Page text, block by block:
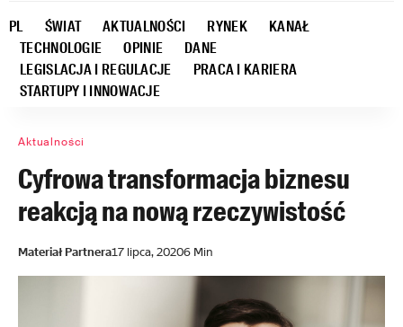
PL ŚWIAT AKTUALNOŚCI RYNEK
KANAŁ
TECHNOLOGIE
OPINIE
DANE
LEGISLACJA I REGULACJE
PRACA I KARIERA
STARTUPY I INNOWACJE
Aktualności
Cyfrowa transformacja biznesu
reakcją na nową rzeczywistość
Materiał Partnera17 lipca, 20206 Min